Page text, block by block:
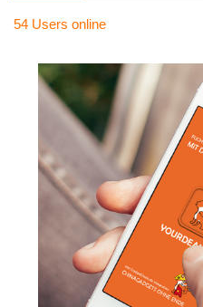
54 Users online